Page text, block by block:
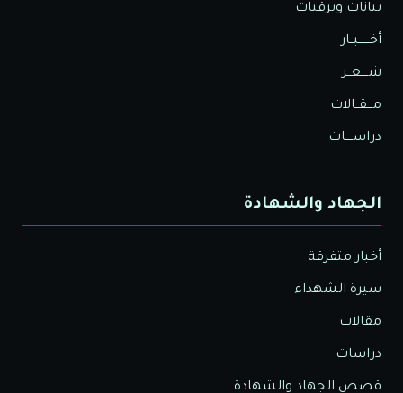
بيانات وبرقيات
أخــــــبــار
شــــعــر
مـــقــالات
دراســــات
الجهاد والشهادة
أخبار متفرقة
سيرة الشهداء
مقالات
دراسات
قصص الجهاد والشهادة